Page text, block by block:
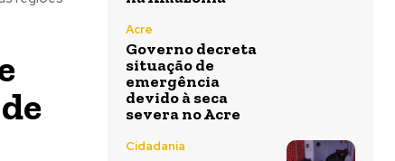
Acre
Governo decreta
situação de
emergência
devido à seca
severa no Acre
Cidadania